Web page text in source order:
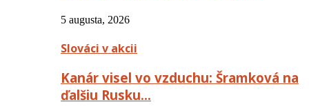
5 augusta, 2026
Slováci v akcii
Kanár visel vo vzduchu: Šramková na
ďalšiu Rusku…